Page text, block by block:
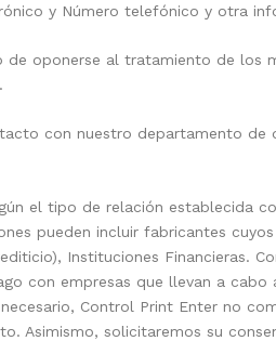
y Número telefónico y otra
oponerse al tratamiento de los
con nuestro departamento de
el tipo de relación establecida
pueden incluir fabricantes
Instituciones Financieras.
con empresas que llevan a cabo
Control Print Enter no
Asimismo, solicitaremos su